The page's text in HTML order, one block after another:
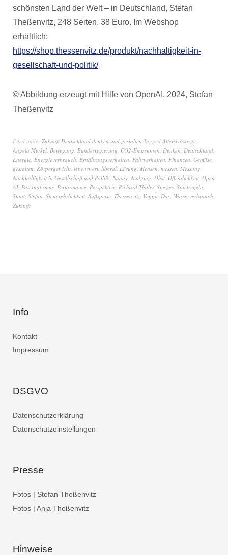
schönsten Land der Welt – in Deutschland, Stefan
Theßenvitz, 248 Seiten, 38 Euro. Im Webshop
erhältlich:
https://shop.thessenvitz.de/produkt/nachhaltigkeit-in-
gesellschaft-und-politik/
© Abbildung erzeugt mit Hilfe von OpenAI, 2024, Stefan
Theßenvitz
Filed underZukunft Deutschland denken und gestalten Tagged Altersvorsorge,
Angela Merkel, Bewegung, Bundesregierung, CO2-Emissionen, Denken, Deutschland,
Energie, Energieverbrauch, Ernährungsverhalten, Fahrverhalten, Finanzen, Gemüse,
gestalten, Körpergewicht, lebenswert, liberal, Lösung, Mensch, messen, Messung,
Nachhaltigkeit in Gesellschaft und Politik, Nanny, Nudging, Obst, Öffentlichkeit, Open
AI, Paternalismus, Performance, Perspektive, Richard Thaler, Spezies, Spielregeln,
Staat, Stefan, Steuerehrlichkeit, Süßspeise, Thessenvitz, Veggie-Day, Wasserverbrauch,
Zukunft
Info
Kontakt
Impressum
DSGVO
Datenschutzerklärung
Datenschutzeinstellungen
Presse
Fotos | Stefan Theßenvitz
Fotos | Anja Theßenvitz
Hinweise